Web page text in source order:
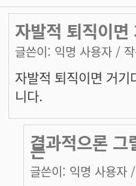
자발적 퇴직이
글쓴이: 익명 사용자 /
자발적 퇴직이면 거
니다.
결과적으론 그
는
글쓴이: 익명 사용자